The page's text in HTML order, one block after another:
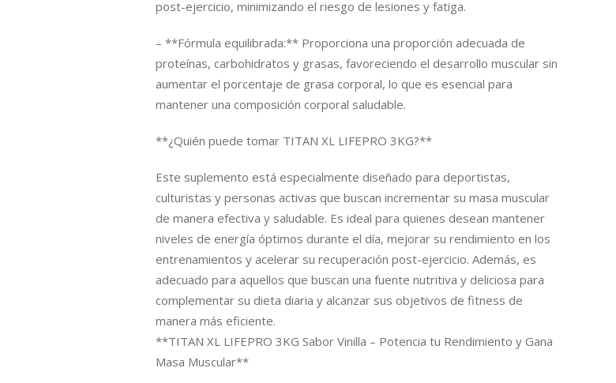
post-ejercicio, minimizando el riesgo de lesiones y fatiga.
– **Fórmula equilibrada:** Proporciona una proporción adecuada de
proteínas, carbohidratos y grasas, favoreciendo el desarrollo muscular sin
aumentar el porcentaje de grasa corporal, lo que es esencial para
mantener una composición corporal saludable.
**¿Quién puede tomar TITAN XL LIFEPRO 3KG?**
Este suplemento está especialmente diseñado para deportistas,
culturistas y personas activas que buscan incrementar su masa muscular
de manera efectiva y saludable. Es ideal para quienes desean mantener
niveles de energía óptimos durante el día, mejorar su rendimiento en los
entrenamientos y acelerar su recuperación post-ejercicio. Además, es
adecuado para aquellos que buscan una fuente nutritiva y deliciosa para
complementar su dieta diaria y alcanzar sus objetivos de fitness de
manera más eficiente.
**TITAN XL LIFEPRO 3KG Sabor Vinilla – Potencia tu Rendimiento y Gana
Masa Muscular**